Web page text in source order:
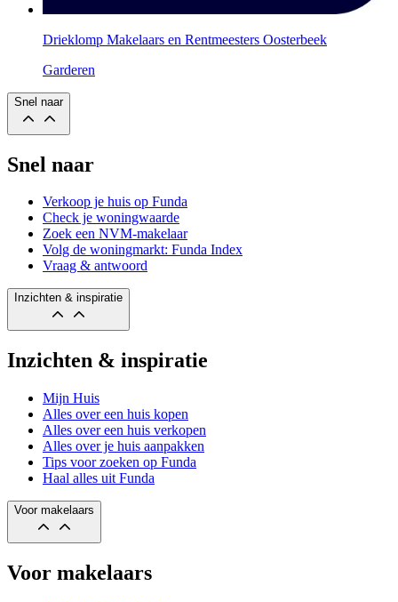
Drieklomp Makelaars en Rentmeesters Oosterbeek
Garderen
Snel naar
Snel naar
Verkoop je huis op Funda
Check je woningwaarde
Zoek een NVM-makelaar
Volg de woningmarkt: Funda Index
Vraag & antwoord
Inzichten & inspiratie
Inzichten & inspiratie
Mijn Huis
Alles over een huis kopen
Alles over een huis verkopen
Alles over je huis aanpakken
Tips voor zoeken op Funda
Haal alles uit Funda
Voor makelaars
Voor makelaars